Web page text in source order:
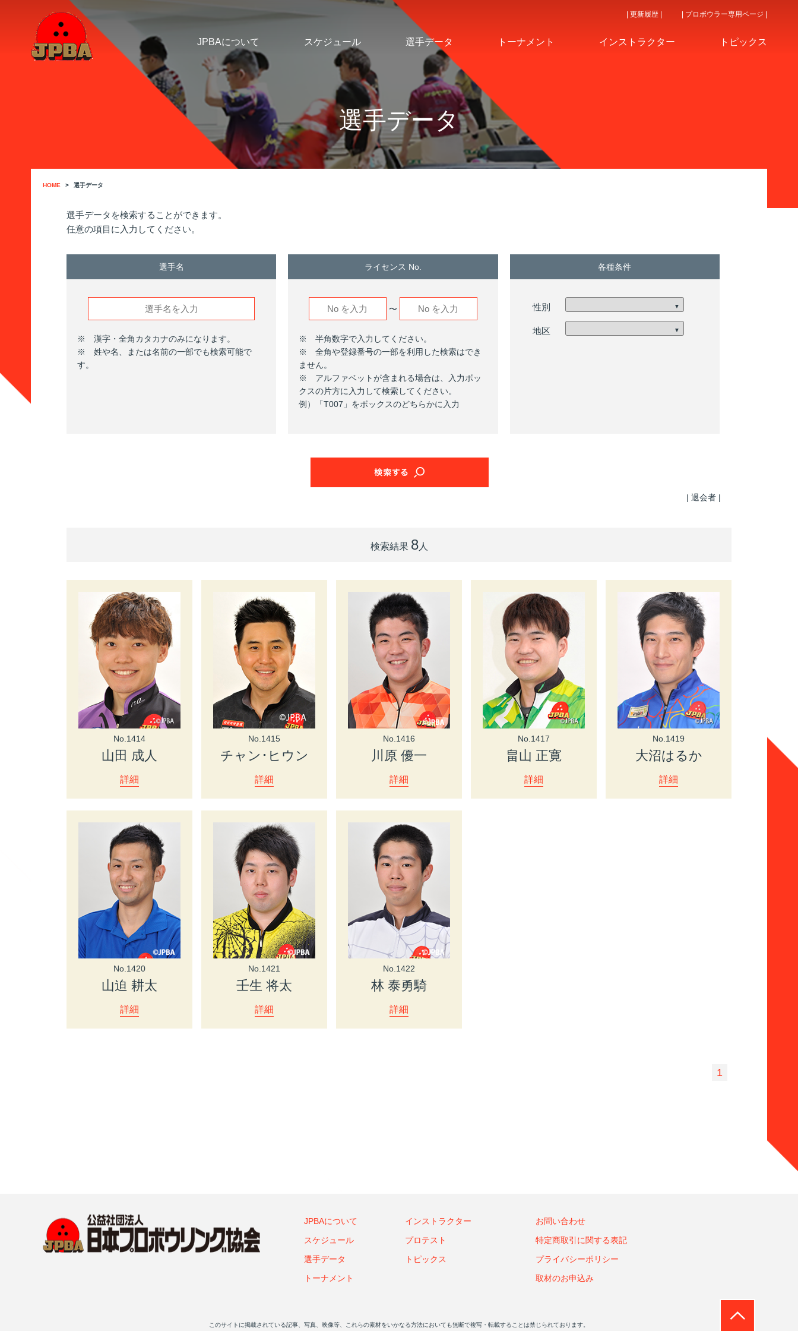
JPBAについて スケジュール 選手データ トーナメント インストラクター トピックス
| 更新履歴 | | プロボウラー専用ページ |
選手データ
HOME 選手データ
選手データを検索することができます。
任意の項目に入力してください。
選手名
※ 漢字・全角カタカナのみになります。
※ 姓や名、または名前の一部でも検索可能で
す。
ライセンス No.
〜
※ 半角数字で入力してください。
※ 全角や登録番号の一部を利用した検索はでき
ません。
※ アルファベットが含まれる場合は、入力ボッ
クスの片方に入力して検索してください。
例）「T007」をボックスのどちらかに入力
各種条件
性別 ▼
地区 ▼
| 退会者 |
検索結果 8人
No.1414
山田 成人
詳細
No.1415
チャン･ヒウン
詳細
No.1416
川原 優一
詳細
No.1417
畠山 正寛
詳細
No.1419
大沼はるか
詳細
No.1420
山迫 耕太
詳細
No.1421
壬生 将太
詳細
No.1422
林 泰勇騎
詳細
1
JPBAについて
スケジュール
選手データ
トーナメント
インストラクター
プロテスト
トピックス
お問い合わせ
特定商取引に関する表記
プライバシーポリシー
取材のお申込み
このサイトに掲載されている記事、写真、映像等、これらの素材をいかなる方法においても無断で複写・転載することは禁じられております。